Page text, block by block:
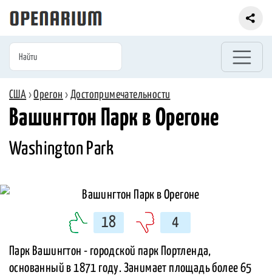
США ›Орегон ›Достопримечательности
Вашингтон Парк в Орегоне
Washington Park
18 4
Парк Вашингтон - городской парк Портленда,
основанный в 1871 году. Занимает площадь более 65